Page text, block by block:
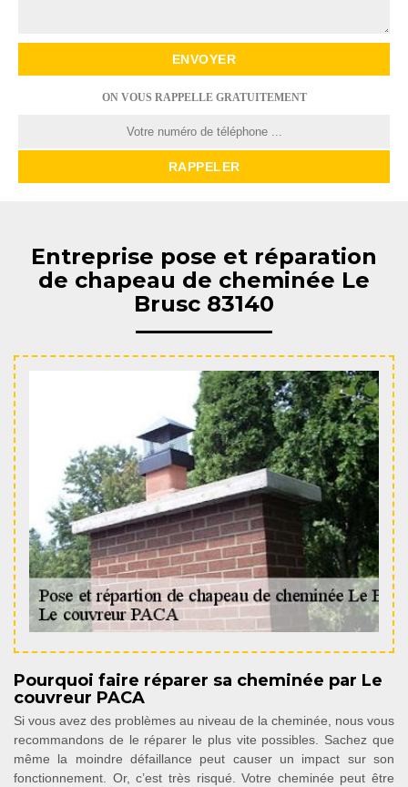
ON VOUS RAPPELLE GRATUITEMENT
Entreprise pose et réparation
de chapeau de cheminée Le
Brusc 83140
Pourquoi faire réparer sa cheminée par Le
couvreur PACA
Si vous avez des problèmes au niveau de la cheminée, nous vous
recommandons de le réparer le plus vite possibles. Sachez que
même la moindre défaillance peut causer un impact sur son
fonctionnement. Or, c’est très risqué. Votre cheminée peut être